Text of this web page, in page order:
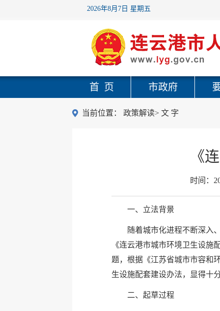
2026年8月7日 星期五
首 页 市政府
当前位置： 政策解读> 文 字
《
时间：
一、立法背景
随着城市化进程不断深入
《连云港市城市环境卫生设
题，根据《江苏省城市市容和
生设施配套建设办法，显得十
二、起草过程